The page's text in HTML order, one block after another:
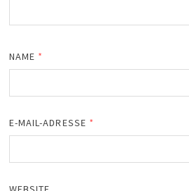
NAME *
E-MAIL-ADRESSE *